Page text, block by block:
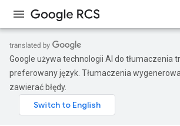
Google używa technologii AI do tłumaczenia
preferowany język. Tłumaczenia
zawierać błędy.